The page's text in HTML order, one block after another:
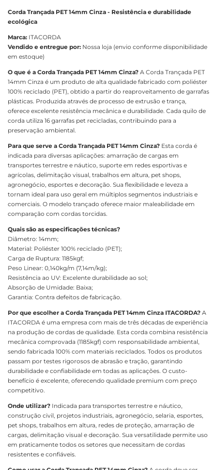
Corda Trançada PET 14mm Cinza - Resistência e durabilidade
ecológica
Marca: ITACORDA
Vendido e entregue por: Nossa loja (envio conforme disponibilidade
em estoque)
O que é a Corda Trançada PET 14mm Cinza? A Corda Trançada PET
14mm Cinza é um produto de alta qualidade fabricado com poliéster
100% reciclado (PET), obtido a partir do reaproveitamento de garrafas
plásticas. Produzida através de processo de extrusão e trança,
oferece excelente resistência mecânica e durabilidade. Cada quilo de
corda utiliza 16 garrafas pet recicladas, contribuindo para a
preservação ambiental.
Para que serve a Corda Trançada PET 14mm Cinza? Esta corda é
indicada para diversas aplicações: amarração de cargas em
transportes terrestre e náutico, suporte em redes esportivas e
agrícolas, delimitação visual, trabalhos em altura, pet shops,
agronegócio, esportes e decoração. Sua flexibilidade e leveza a
tornam ideal para uso geral em múltiplos segmentos industriais e
comerciais. O modelo trançado oferece maior maleabilidade em
comparação com cordas torcidas.
Quais são as especificações técnicas?
Diâmetro: 14mm;
Material: Poliéster 100% reciclado (PET);
Carga de Ruptura: 1185kgf;
Peso Linear: 0,140kg/m (7,14m/kg);
Resistência ao UV: Excelente durabilidade ao sol;
Absorção de Umidade: Baixa;
Garantia: Contra defeitos de fabricação.
Por que escolher a Corda Trançada PET 14mm Cinza ITACORDA? A
ITACORDA é uma empresa com mais de três décadas de experiência
na produção de cordas de qualidade. Esta corda combina resistência
mecânica comprovada (1185kgf) com responsabilidade ambiental,
sendo fabricada 100% com materiais reciclados. Todos os produtos
passam por testes rigorosos de abrasão e tração, garantindo
durabilidade e confiabilidade em todas as aplicações. O custo-
benefício é excelente, oferecendo qualidade premium com preço
competitivo.
Onde utilizar? Indicada para transportes terrestre e náutico,
construção civil, projetos industriais, agronegócio, selaria, esportes,
pet shops, trabalhos em altura, redes de proteção, amarração de
cargas, delimitação visual e decoração. Sua versatilidade permite uso
em praticamente todos os setores que necessitam de cordas
resistentes e confiáveis.